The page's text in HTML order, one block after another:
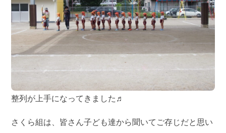
整列が上手になってきました♬
さくら組は、皆さん子ども達から聞いてご存じだと思い